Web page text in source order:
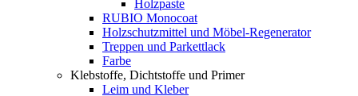
Holzpaste
RUBIO Monocoat
Holzschutzmittel und Möbel-Regenerator
Treppen und Parkettlack
Farbe
Klebstoffe, Dichtstoffe und Primer
Leim und Kleber